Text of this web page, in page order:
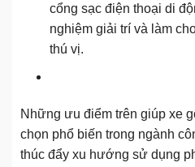
cổng sạc điện thoại di
nghiệm giải trí và làm
thú vị.
Những ưu điểm trên giúp xe
chọn phổ biến trong ngành
thúc đẩy xu hướng sử dụng